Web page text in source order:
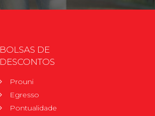
BOLSAS DE
DESCONTOS
Prouni
Egresso
Pontualidade